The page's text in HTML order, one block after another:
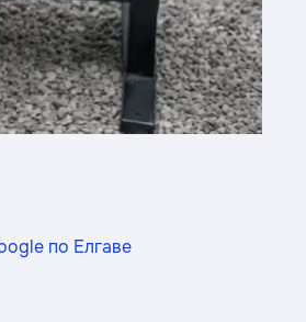
по Елгаве